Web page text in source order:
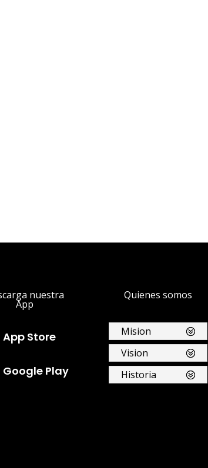
nuestra
App
App Store
Google Play
Quienes somos
Mision
Vision
Historia